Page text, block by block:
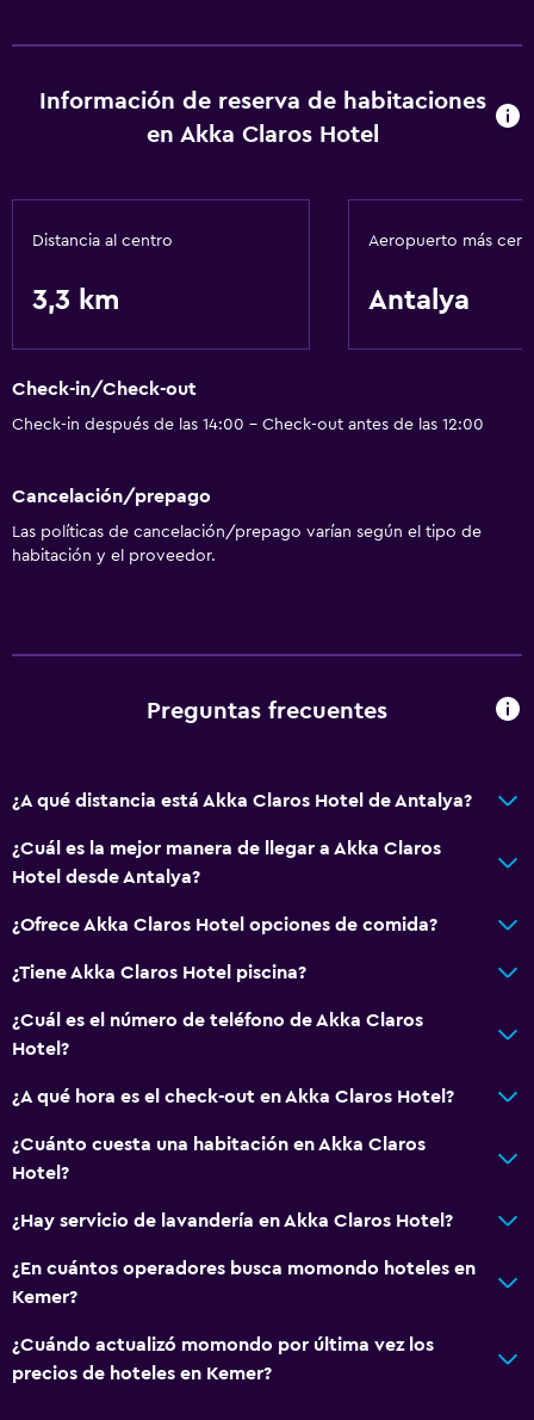
Vapor
Lavandería
Comedor
Actividades
Cuidado de niños o guardería
Traslado aeropuerto
Baño
Secador de pelo
Aire libre
General
Espacio de almacenamiento
Caja fuerte
Servicios básicos
Información de reserva de habitaciones
en Akka Claros Hotel
Distancia al centro
3,3 km
Aeropuerto más
Antalya
Check-in/Check-out
Check-in después de las 14:00 - Check-out antes de las 12:00
Cancelación/prepago
Las políticas de cancelación/prepago varían según el tipo de
habitación y el proveedor.
Preguntas frecuentes
¿A qué distancia está Akka Claros Hotel de Antalya?
¿Cuál es la mejor manera de llegar a Akka Claros
Hotel desde Antalya?
¿Ofrece Akka Claros Hotel opciones de comida?
¿Tiene Akka Claros Hotel piscina?
¿Cuál es el número de teléfono de Akka Claros
Hotel?
¿A qué hora es el check-out en Akka Claros Hotel?
¿Cuánto cuesta una habitación en Akka Claros
Hotel?
¿Hay servicio de lavandería en Akka Claros Hotel?
¿En cuántos operadores busca momondo hoteles en
Kemer?
¿Cuándo actualizó momondo por última vez los
precios de hoteles en Kemer?